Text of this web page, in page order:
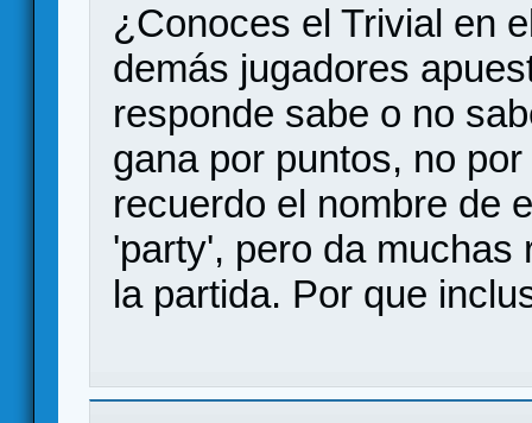
¿Conoces el Trivial en
demás jugadores
responde sabe o no
gana por puntos, no
recuerdo el nombre de
'party', pero da muchas
la partida. Por que